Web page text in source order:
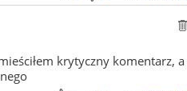
krytyczny komentarz, a